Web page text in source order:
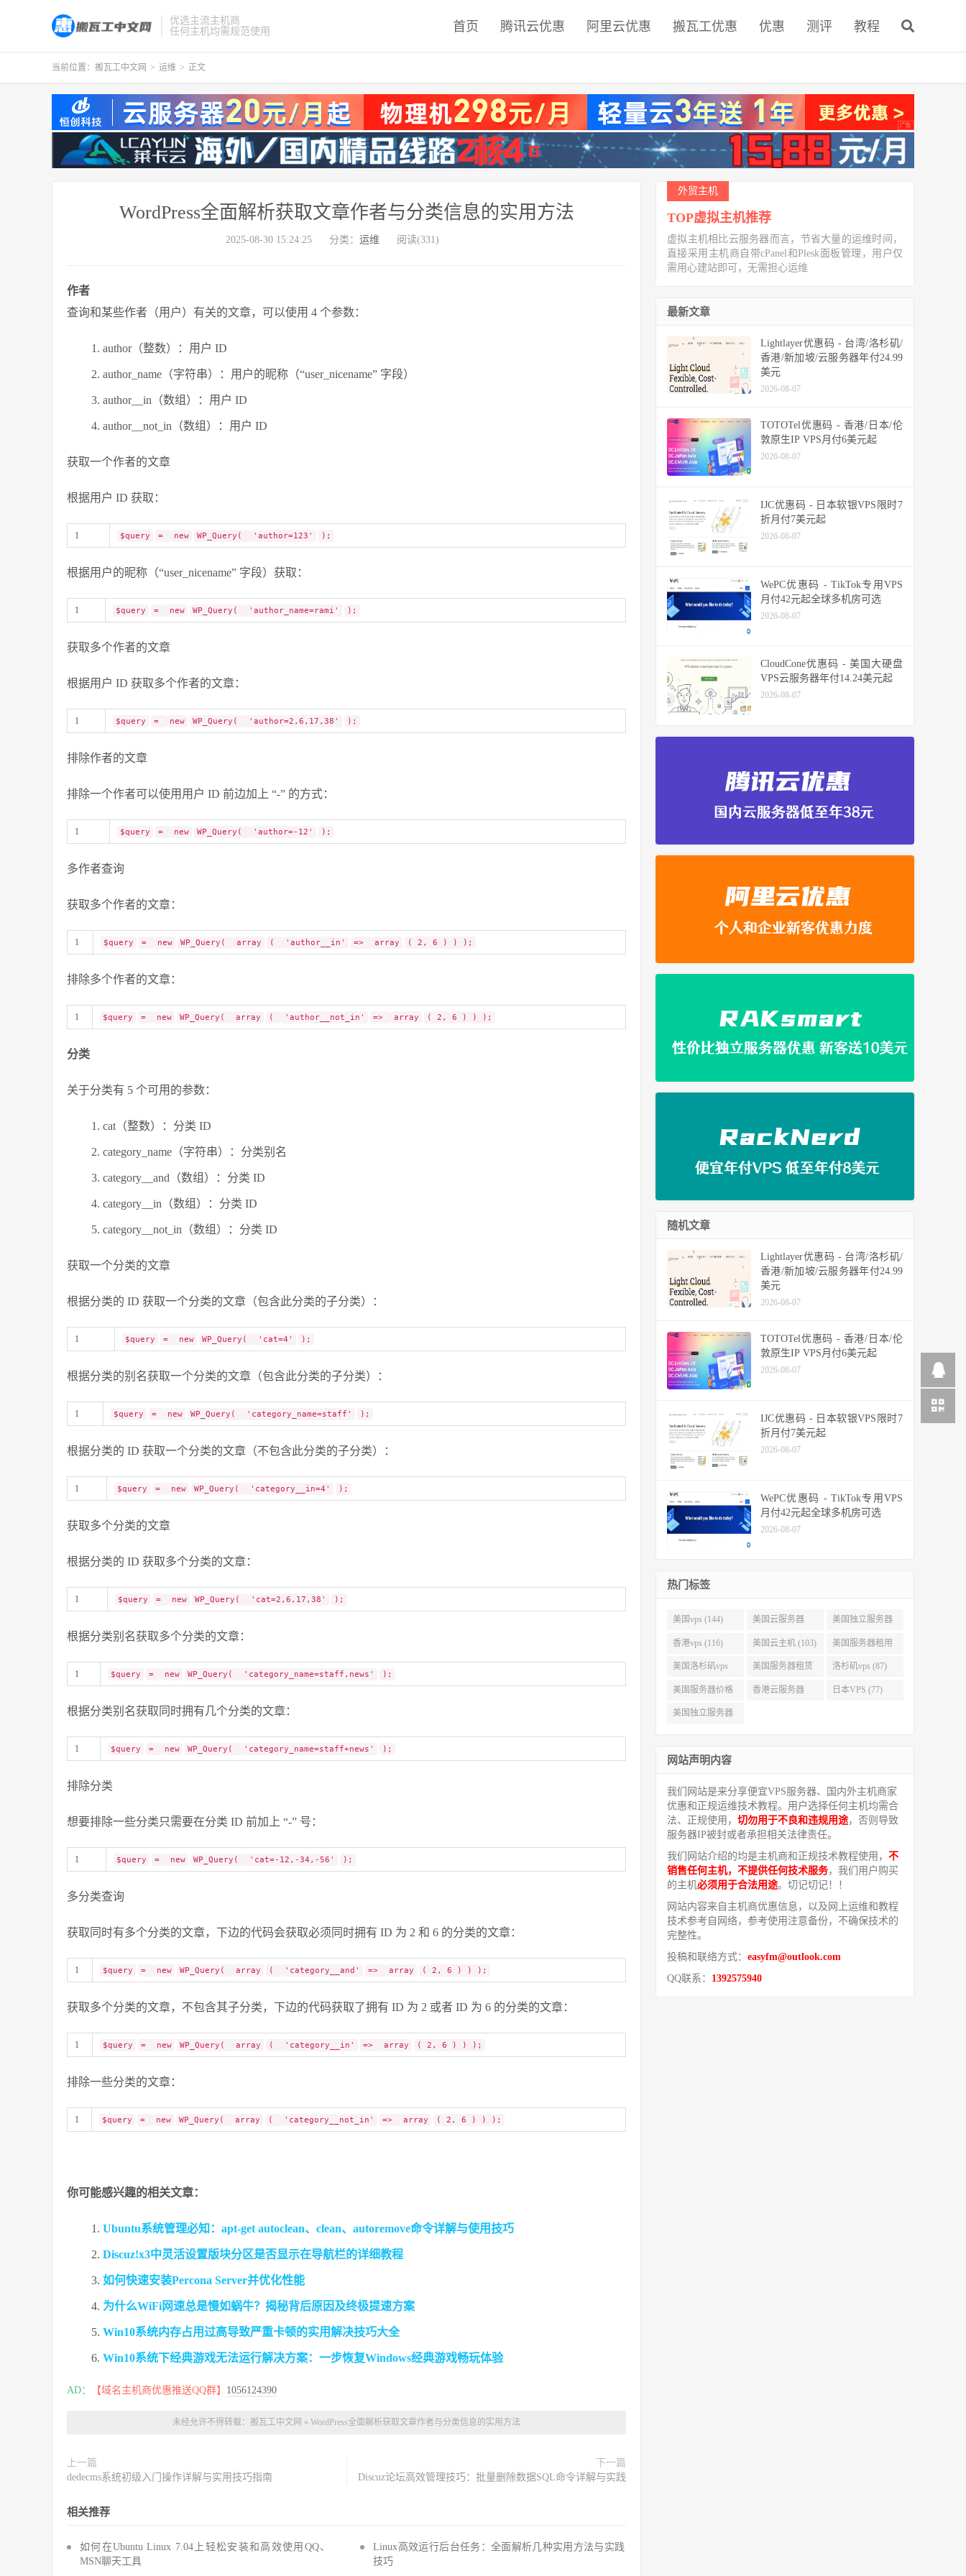
优选主流主机商
任何主机均需规范使用
首页 腾讯云优惠 阿里云优惠 搬瓦工优惠 优惠 测评 教程
当前位置： 搬瓦工中文网 > 运维 > 正文
WordPress全面解析获取文章作者与分类信息的实用方法
2025-08-30 15:24:25 分类： 运维 阅读(331)
作者
查询和某些作者（用户）有关的文章，可以使用 4 个参数：
author（整数）：用户 ID
author_name（字符串）：用户的昵称（“user_nicename” 字段）
author__in（数组）：用户 ID
author__not_in（数组）：用户 ID
获取一个作者的文章
根据用户 ID 获取：
1 $query = new WP_Query( 'author=123' );
根据用户的昵称（“user_nicename” 字段）获取：
1 $query = new WP_Query( 'author_name=rami' );
获取多个作者的文章
根据用户 ID 获取多个作者的文章：
1 $query = new WP_Query( 'author=2,6,17,38' );
排除作者的文章
排除一个作者可以使用用户 ID 前边加上 “-” 的方式：
1 $query = new WP_Query( 'author=-12' );
多作者查询
获取多个作者的文章：
1 $query = new WP_Query( array ( 'author__in' => array ( 2, 6 ) ) );
排除多个作者的文章：
1 $query = new WP_Query( array ( 'author__not_in' => array ( 2, 6 ) ) );
分类
关于分类有 5 个可用的参数：
cat（整数）：分类 ID
category_name（字符串）：分类别名
category__and（数组）：分类 ID
category__in（数组）：分类 ID
category__not_in（数组）：分类 ID
获取一个分类的文章
根据分类的 ID 获取一个分类的文章（包含此分类的子分类）：
1 $query = new WP_Query( 'cat=4' );
根据分类的别名获取一个分类的文章（包含此分类的子分类）：
1 $query = new WP_Query( 'category_name=staff' );
根据分类的 ID 获取一个分类的文章（不包含此分类的子分类）：
1 $query = new WP_Query( 'category__in=4' );
获取多个分类的文章
根据分类的 ID 获取多个分类的文章：
1 $query = new WP_Query( 'cat=2,6,17,38' );
根据分类别名获取多个分类的文章：
1 $query = new WP_Query( 'category_name=staff,news' );
根据分类别名获取同时拥有几个分类的文章：
1 $query = new WP_Query( 'category_name=staff+news' );
排除分类
想要排除一些分类只需要在分类 ID 前加上 “-” 号：
1 $query = new WP_Query( 'cat=-12,-34,-56' );
多分类查询
获取同时有多个分类的文章，下边的代码会获取必须同时拥有 ID 为 2 和 6 的分类的文章：
1 $query = new WP_Query( array ( 'category__and' => array ( 2, 6 ) ) );
获取多个分类的文章，不包含其子分类，下边的代码获取了拥有 ID 为 2 或者 ID 为 6 的分类的文章：
1 $query = new WP_Query( array ( 'category__in' => array ( 2, 6 ) ) );
排除一些分类的文章：
1 $query = new WP_Query( array ( 'category__not_in' => array ( 2, 6 ) ) );
你可能感兴趣的相关文章：
Ubuntu系统管理必知：apt-get autoclean、clean、autoremove命令详解与使用技巧
Discuz!x3中灵活设置版块分区是否显示在导航栏的详细教程
如何快速安装Percona Server并优化性能
为什么WiFi网速总是慢如蜗牛？揭秘背后原因及终极提速方案
Win10系统内存占用过高导致严重卡顿的实用解决技巧大全
Win10系统下经典游戏无法运行解决方案：一步恢复Windows经典游戏畅玩体验
AD： 【域名主机商优惠推送QQ群】 1056124390
未经允许不得转载： 搬瓦工中文网 » WordPress全面解析获取文章作者与分类信息的实用方法
上一篇
dedecms系统初级入门操作详解与实用技巧指南
下一篇
Discuz论坛高效管理技巧：批量删除数据SQL命令详解与实践
相关推荐
如何在Ubuntu Linux 7.04上轻松安装和高效使用QQ、
MSN聊天工具
Linux高效运行后台任务：全面解析几种实用方法与实践
技巧
外贸主机
TOP虚拟主机推荐
虚拟主机相比云服务器而言，节省大量的运维时间，
直接采用主机商自带cPanel和Plesk面板管理，用户仅
需用心建站即可，无需担心运维
最新文章
Lightlayer优惠码 - 台湾/洛杉矶/
香港/新加坡/云服务器年付24.99
美元
2026-08-07
TOTOTel优惠码 - 香港/日本/伦
敦原生IP VPS月付6美元起
2026-08-07
IJC优惠码 - 日本软银VPS限时7
折月付7美元起
2026-08-07
WePC优惠码 - TikTok专用VPS
月付42元起全球多机房可选
2026-08-07
CloudCone优惠码 - 美国大硬盘
VPS云服务器年付14.24美元起
2026-08-07
随机文章
Lightlayer优惠码 - 台湾/洛杉矶/
香港/新加坡/云服务器年付24.99
美元
2026-08-07
TOTOTel优惠码 - 香港/日本/伦
敦原生IP VPS月付6美元起
2026-08-07
IJC优惠码 - 日本软银VPS限时7
折月付7美元起
2026-08-07
WePC优惠码 - TikTok专用VPS
月付42元起全球多机房可选
2026-08-07
热门标签
美国vps (144) 美国云服务器
(143)
美国独立服务器
(118)
香港vps (116) 美国云主机 (103) 美国服务器租用
(99)
美国洛杉矶vps
(94)
美国服务器租赁
(91)
洛杉矶vps (87)
美国服务器价格
(82)
香港云服务器 日本VPS (77)
美国独立服务器
网站声明内容
我们网站是来分享便宜VPS服务器、国内外主机商家
优惠和正规运维技术教程。用户选择任何主机均需合
法、正规使用， 切勿用于不良和违规用途，否则导致
服务器IP被封或者承担相关法律责任。
我们网站介绍的均是主机商和正规技术教程使用， 不
销售任何主机，不提供任何技术服务，我们用户购买
的主机必须用于合法用途。切记切记！！
网站内容来自主机商优惠信息，以及网上运维和教程
技术参考自网络，参考使用注意备份，不确保技术的
完整性。
投稿和联络方式： easyfm@outlook.com
QQ联系： 1392575940